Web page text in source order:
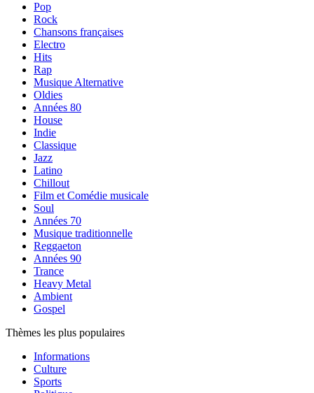
Pop
Rock
Chansons françaises
Electro
Hits
Rap
Musique Alternative
Oldies
Années 80
House
Indie
Classique
Jazz
Latino
Chillout
Film et Comédie musicale
Soul
Années 70
Musique traditionnelle
Reggaeton
Années 90
Trance
Heavy Metal
Ambient
Gospel
Thèmes les plus populaires
Informations
Culture
Sports